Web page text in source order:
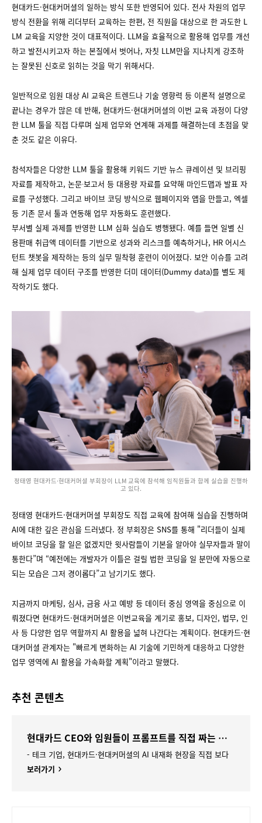
현대카드·현대커머셜의 일하는 방식 또한 반영되어 있다. 전사 차원의 업무
방식 전환을 위해 리더부터 교육하는 한편, 전 직원을 대상으로 한 과도한 L
LM 교육을 지양한 것이 대표적이다. LLM을 효율적으로 활용해 업무를 개선
하고 발전시키고자 하는 본질에서 벗어나, 자칫 LLM만을 지나치게 강조하
는 잘못된 신호로 읽히는 것을 막기 위해서다.
일반적으로 임원 대상 AI 교육은 트렌드나 기술 영향력 등 이론적 설명으로
끝나는 경우가 많은 데 반해, 현대카드·현대커머셜의 이번 교육 과정이 다양
한 LLM 툴을 직접 다루며 실제 업무와 연계해 과제를 해결하는데 초점을 맞
춘 것도 같은 이유다.
참석자들은 다양한 LLM 툴을 활용해 키워드 기반 뉴스 큐레이션 및 브리핑
자료를 제작하고, 논문∙보고서 등 대용량 자료를 요약해 마인드맵과 발표 자
료를 구성했다. 그리고 바이브 코딩 방식으로 웹페이지와 앱을 만들고, 엑셀
등 기존 문서 툴과 연동해 업무 자동화도 훈련했다.
부서별 실제 과제를 반영한 LLM 심화 실습도 병행됐다. 예를 들면 일별 신
용판매 취급액 데이터를 기반으로 성과와 리스크를 예측하거나, HR 어시스
턴트 챗봇을 제작하는 등의 실무 밀착형 훈련이 이어졌다. 보안 이슈를 고려
해 실제 업무 데이터 구조를 반영한 더미 데이터(Dummy data)를 별도 제
작하기도 했다.
정태영 현대카드·현대커머셜 부회장이 LLM 교육에 참석해 임직원들과 함께 실습을 진행하
고 있다.
정태영 현대카드·현대커머셜 부회장도 직접 교육에 참여해 실습을 진행하며
AI에 대한 깊은 관심을 드러냈다. 정 부회장은 SNS를 통해 "리더들이 실제
바이브 코딩을 할 일은 없겠지만 윗사람들이 기본을 알아야 실무자들과 말이
통한다”며 “예전에는 개발자가 이틀은 걸릴 법한 코딩을 일 분만에 자동으로
되는 모습은 그저 경이롭다”고 남기기도 했다.
지금까지 마케팅, 심사, 금융 사고 예방 등 데이터 중심 영역을 중심으로 이
뤄졌다면 현대카드·현대커머셜은 이번교육을 계기로 홍보, 디자인, 법무, 인
사 등 다양한 업무 역할까지 AI 활용을 넓혀 나간다는 계획이다. 현대카드·현
대커머셜 관계자는 "빠르게 변화하는 AI 기술에 기민하게 대응하고 다양한
업무 영역에 AI 활용을 가속화할 계획"이라고 말했다.
추천 콘텐츠
현대카드 CEO와 임원들이 프롬프트를 직접 짜는 이유? LLM 교육 현장
- 테크 기업, 현대카드·현대커머셜의 AI 내재화 현장을 직접 보다
보러가기